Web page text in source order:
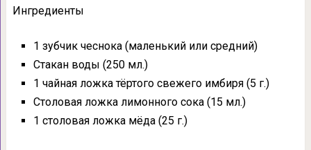
Ингредиенты
1 зубчик чеснока (маленький или средний)
Стакан воды (250 мл.)
1 чайная ложка тёртого свежего имбиря (5 г.)
Столовая ложка лимонного сока (15 мл.)
1 столовая ложка мёда (25 г.)